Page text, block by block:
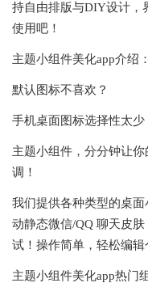
持自由排版与DIY设计，
使用吧！
主题小组件美化app介绍：
默认图标不喜欢？
手机桌面图标选择性太少
主题小组件，分分钟让
调！
我们提供各种类型的桌面
动静态微信/QQ 聊天皮
试！操作简单，轻松编辑
主题小组件美化app热门